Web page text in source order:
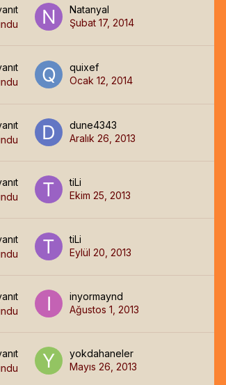
Natanyal
Şubat 17, 2014
quixef
Ocak 12, 2014
dune4343
Aralık 26, 2013
tiLi
Ekim 25, 2013
tiLi
Eylül 20, 2013
inyormaynd
Ağustos 1, 2013
yokdahaneler
Mayıs 26, 2013